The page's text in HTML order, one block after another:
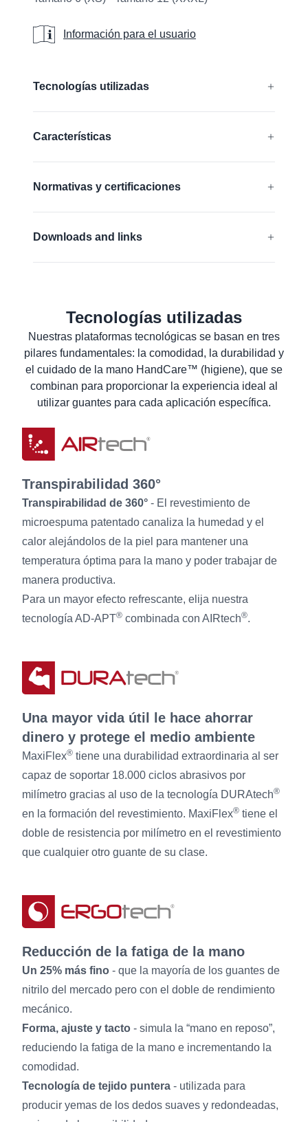
Información para el usuario
Información para el usuario
Tecnologías utilizadas
GRIPtech®, HandCare
Características
Normativas y certificaciones
Más información
Downloads and links
Datos técnicos del producto
Instrucciones de lavado
Información para el usuario
Tecnologías utilizadas
Nuestras plataformas tecnológicas se basan en tres
pilares fundamentales: la comodidad, la durabilidad y
el cuidado de la mano HandCare™ (higiene), que se
combinan para proporcionar la experiencia ideal al
utilizar guantes para cada aplicación específica.
Transpirabilidad 360°
Transpirabilidad de 360° - El revestimiento de
microespuma patentado canaliza la humedad y el
calor alejándolos de la piel para mantener una
temperatura óptima para la mano y poder trabajar de
manera productiva.
Para un mayor efecto refrescante, elija nuestra
tecnología AD-APT® combinada con AIRtech®.
Una mayor vida útil le hace ahorrar
dinero y protege el medio ambiente
MaxiFlex® tiene una durabilidad extraordinaria al ser
capaz de soportar 18.000 ciclos abrasivos por
milímetro gracias al uso de la tecnología DURAtech®
en la formación del revestimiento. MaxiFlex® tiene el
doble de resistencia por milímetro en el revestimiento
que cualquier otro guante de su clase.
Reducción de la fatiga de la mano
Un 25% más fino - que la mayoría de los guantes de
nitrilo del mercado pero con el doble de rendimiento
mecánico.
Forma, ajuste y tacto - simula la “mano en reposo”,
reduciendo la fatiga de la mano e incrementando la
comodidad.
Tecnología de tejido puntera - utilizada para
producir yemas de los dedos suaves y redondeadas,